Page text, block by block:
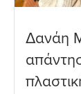
Δανάη